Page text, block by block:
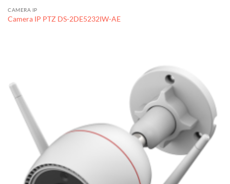
CAMERA IP
Camera IP PTZ DS-2DE5232IW-AE